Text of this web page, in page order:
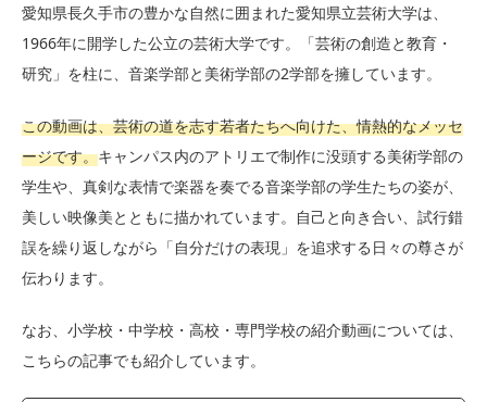
愛知県長久手市の豊かな自然に囲まれた愛知県立芸術大学は、
1966年に開学した公立の芸術大学です。「芸術の創造と教育・
研究」を柱に、音楽学部と美術学部の2学部を擁しています。
この動画は、芸術の道を志す若者たちへ向けた、情熱的なメッセ
ージです。キャンパス内のアトリエで制作に没頭する美術学部の
学生や、真剣な表情で楽器を奏でる音楽学部の学生たちの姿が、
美しい映像美とともに描かれています。自己と向き合い、試行錯
誤を繰り返しながら「自分だけの表現」を追求する日々の尊さが
伝わります。
なお、小学校・中学校・高校・専門学校の紹介動画については、
こちらの記事でも紹介しています。